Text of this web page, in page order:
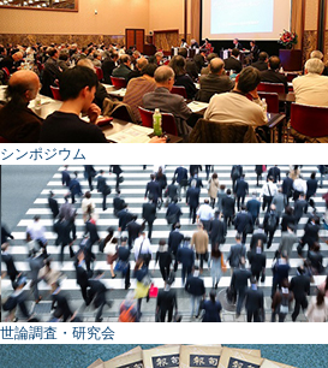
シンポジウム
世論調査・研究会